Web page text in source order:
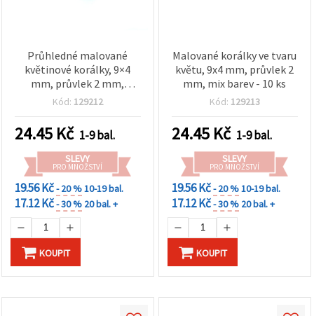
Průhledné malované
květinové korálky, 9×4
mm, průvlek 2 mm,
barevný mix – 10 ks
Kód: 129212
24.45 Kč 1-9 bal.
SLEVY
PRO MNOŽSTVÍ
19.56 Kč- 20 %10-19 bal.
17.12 Kč- 30 % 20 bal. +
KOUPIT
Malované korálky ve tvaru
květu, 9x4 mm, průvlek 2
mm, mix barev - 10 ks
Kód: 129213
24.45 Kč 1-9 bal.
SLEVY
PRO MNOŽSTVÍ
19.56 Kč- 20 %10-19 bal.
17.12 Kč- 30 % 20 bal. +
KOUPIT